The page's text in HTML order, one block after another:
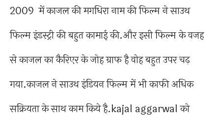
2009 में काजल की मगधिरा नाम की फिल्म ने साउथ
फिल्म इंडस्ट्री की बहुत कामाई की.और इसी फिल्म के वजह
से काजल का कैरिएर के जोह ग्राफ है वोह बहुत उपर चढ़
गया.काजल ने साउथ इंडियन फिल्म में भी काफी अधिक
सक्रियता के साथ काम किये है.kajal aggarwal को